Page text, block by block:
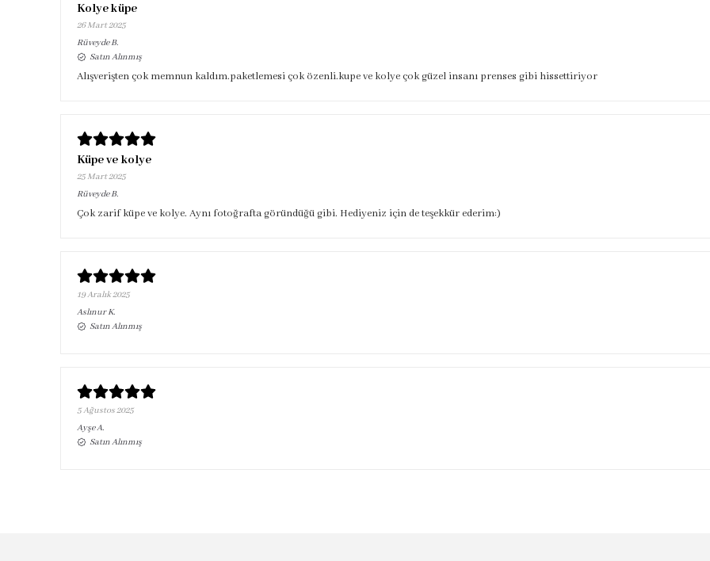
Kolye küpe
26 Mart 2025
RüveydeB.
Satın Alınmış
Alışverişten çok memnun kaldım.paketlemesi çok özenli.kupe ve kolye çok güzel insanı prenses gibi hissettiriyor
Küpe ve kolye
25 Mart 2025
RüveydeB.
Çok zarif küpe ve kolye. Aynı fotoğrafta göründüğü gibi. Hediyeniz için de teşekkür ederim:)
19 Aralık 2025
AslınurK.
Satın Alınmış
5 Ağustos 2025
AyşeA.
Satın Alınmış